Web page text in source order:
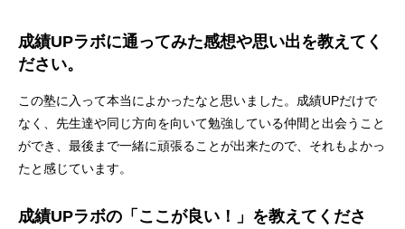
成績UPラボに通ってみた感想や思い出を教えてく
ださい。
この塾に入って本当によかったなと思いました。成績UPだけで
なく、先生達や同じ方向を向いて勉強している仲間と出会うこと
ができ、最後まで一緒に頑張ることが出来たので、それもよかっ
たと感じています。
成績UPラボの「ここが良い！」を教えてくださ